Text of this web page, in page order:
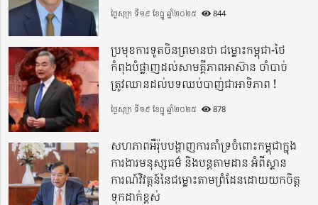
ថ្ងៃសុក្រ ទី១៩ ខែធ្នូ ឆ្នាំ២០២៥ 844
ប្រមុខការទូតចិនព្រមានថា ជម្លោះកម្ពុជា-ថៃ
កំពុងបំផ្លាញដល់សាមគ្គីភាពអាស៊ាន ចាំបាច់
ត្រូវឈានដល់បទឈប់បាញ់ជាអាទិភាព !
ថ្ងៃសុក្រ ទី១៩ ខែធ្នូ ឆ្នាំ២០២៥ 878
សហភាពអឺរ៉ុបបង្ហាញការគាំទ្រចំពោះកម្ពុជាក្នុង
ការងារមនុស្សធម៌ និងបន្តតាមដាន អំពីស្ថាន
ការណ៍វិវត្តន៍នៃជម្លោះតាមព្រំដែនដោយយកចិត្ត
ទុកដាក់ខ្ពស់